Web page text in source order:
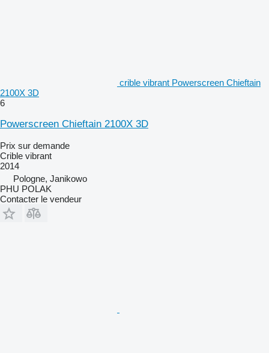
crible vibrant Powerscreen Chieftain
2100X 3D
6
Powerscreen Chieftain 2100X 3D
Prix sur demande
Crible vibrant
2014
Pologne, Janikowo
PHU POLAK
Contacter le vendeur